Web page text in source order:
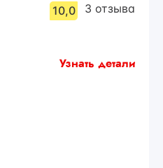
10,0 3 отзыва
Узнать детали